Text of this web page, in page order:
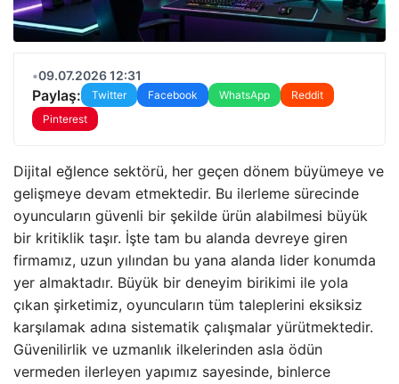
•09.07.2026 12:31
Paylaş: Twitter Facebook WhatsApp
Reddit
Pinterest
Dijital eğlence sektörü, her geçen dönem büyümeye ve
gelişmeye devam etmektedir. Bu ilerleme sürecinde
oyuncuların güvenli bir şekilde ürün alabilmesi büyük
bir kritiklik taşır. İşte tam bu alanda devreye giren
firmamız, uzun yılından bu yana alanda lider konumda
yer almaktadır. Büyük bir deneyim birikimi ile yola
çıkan şirketimiz, oyuncuların tüm taleplerini eksiksiz
karşılamak adına sistematik çalışmalar yürütmektedir.
Güvenilirlik ve uzmanlık ilkelerinden asla ödün
vermeden ilerleyen yapımız sayesinde, binlerce